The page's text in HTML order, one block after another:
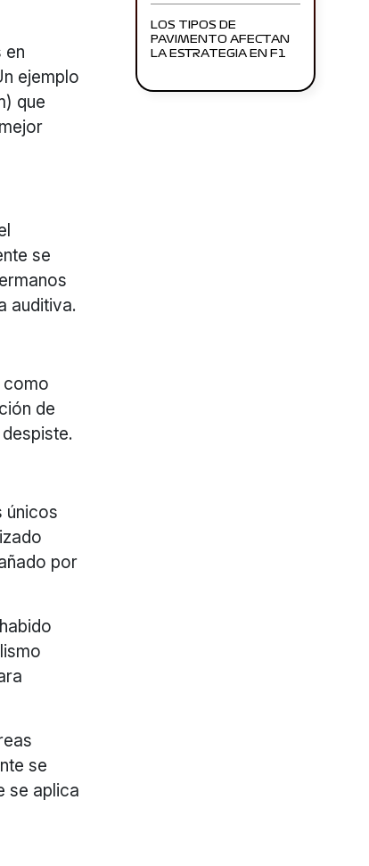
en
ejemplo
que
se
auditiva.
como
de
únicos
por
se
se aplica
LOS TIPOS DE
PAVIMENTO AFECTAN
LA ESTRATEGIA EN F1